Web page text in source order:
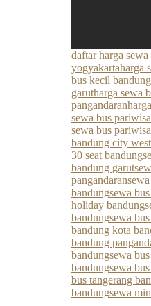
daftar harga
yogyakartaharga
bus kecil bandung
garutharga sewa
pangandaran
sewa bus
sewa bus
bandung city
30 seat bandung
bandung garut
pangandaran
bandungsewa
holiday bandung
bandungsewa
bandung kota
bandung
bandungsewa
bandungsewa
bus tangerang
bandungsewa